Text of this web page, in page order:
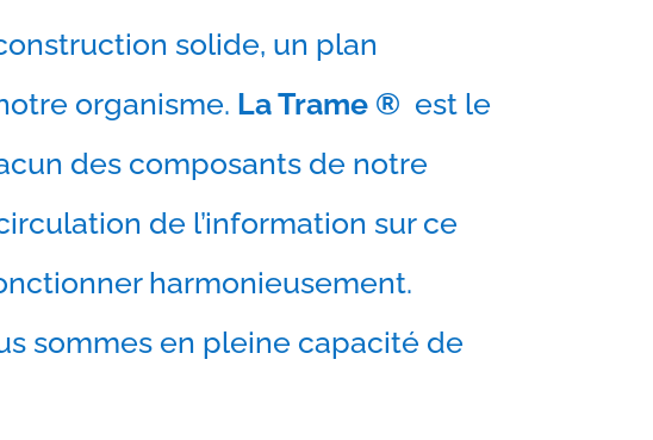
solide, un plan
organisme. La Trame ® est le
des composants de notre
de l’information sur ce
harmonieusement.
sommes en pleine capacité de